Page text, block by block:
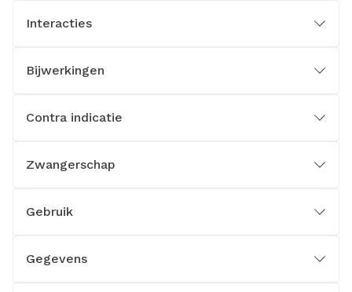
Interacties
Bijwerkingen
Contra indicatie
Zwangerschap
Gebruik
Gegevens